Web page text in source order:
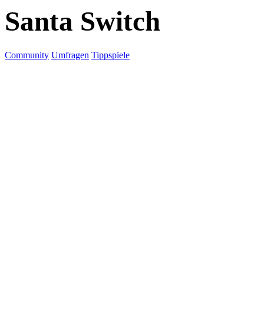
Santa Switch
Community Umfragen Tippspiele